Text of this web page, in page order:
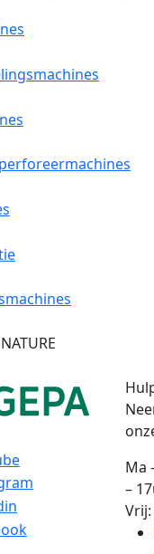
Ma
–
Vrij: